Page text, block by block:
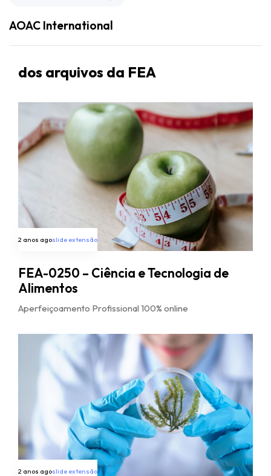
AOAC International
dos arquivos da FEA
2 anos agoslide extensão
FEA-0250 – Ciência e Tecnologia de
Alimentos
Aperfeiçoamento Profissional 100% online
2 anos agoslide extensão